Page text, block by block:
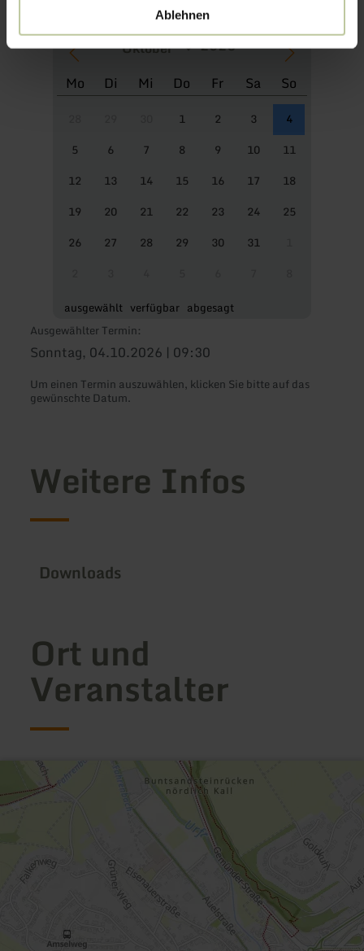
Ablehnen
Mo Di Mi Do Fr Sa So
1 2 3
4
5
6 7 8 9 10
11
12
13 14 15 16 17
18
19
20 21 22 23 24
25
26
27 28 29 30 31
ausgewählt verfügbar abgesagt
Ausgewählter Termin:
Sonntag, 04.10.2026 | 09:30
Um einen Termin auszuwählen, klicken Sie bitte auf das
gewünschte Datum.
Weitere Infos
Downloads
Ort und
Veranstalter